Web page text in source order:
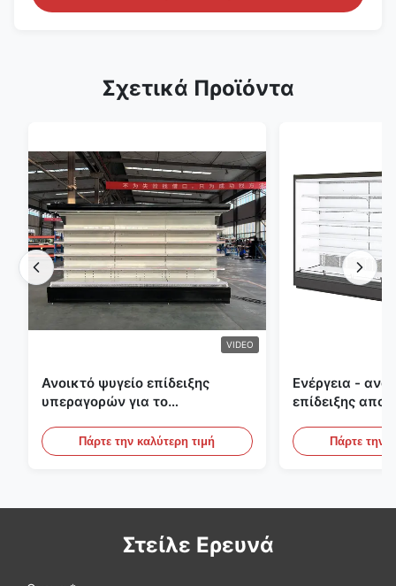
Σχετικά Προϊόντα
VIDEO
Ανοικτό ψυγείο επίδειξης
υπεραγορών για το
φωτισμό των οδηγήσεων
Πάρτε την καλύτερη τιμή
Ενέργεια -
επίδειξης
περιπτώσεις
Πάρτε την
Στείλε Ερευνά